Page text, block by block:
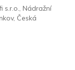
s.r.o., Nádražní
Česká